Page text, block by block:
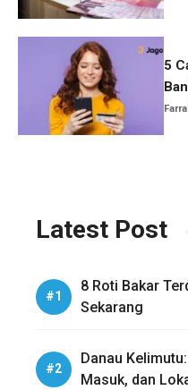
5
Latest Post
8 Roti Bakar
Sekarang
Danau
Masuk, dan